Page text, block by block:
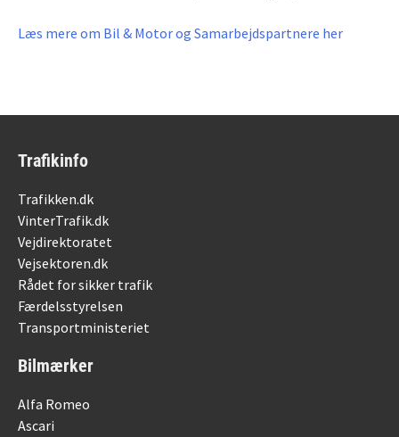
Læs mere om Bil & Motor og Samarbejdspartnere her
Trafikinfo
Trafikken.dk
VinterTrafik.dk
Vejdirektoratet
Vejsektoren.dk
Rådet for sikker trafik
Færdelsstyrelsen
Transportministeriet
Bilmærker
Alfa Romeo
Ascari